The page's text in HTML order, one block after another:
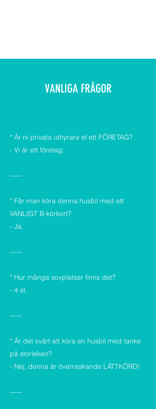
VANLIGA FRÅGOR
* Är ni privata uthyrare el ett FÖRETAG?
- Vi är ett företag.
-----
* Får man köra denna husbil med ett
VANLIGT B-körkort?
- Ja.
-----
* Hur många sovplatser finns det?
- 4 st.
-----
* Är det svårt att köra en husbil med tanke
på storleken?
- Nej, denna är överraskande LÄTTKÖRD!
-----